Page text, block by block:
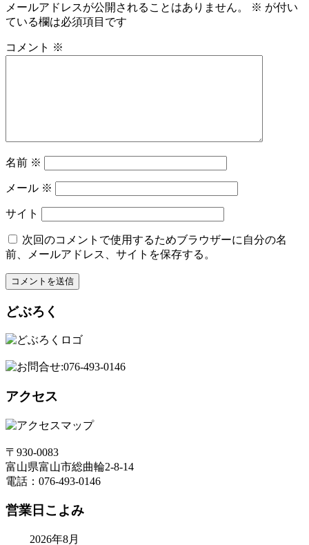
メールアドレスが公開されることはありません。 ※ が付い
ている欄は必須項目です
コメント ※
名前 ※
メール ※
サイト
次回のコメントで使用するためブラウザーに自分の名
前、メールアドレス、サイトを保存する。
どぶろく
アクセス
〒930-0083
富山県富山市総曲輪2-8-14
電話：076-493-0146
営業日こよみ
2026年8月